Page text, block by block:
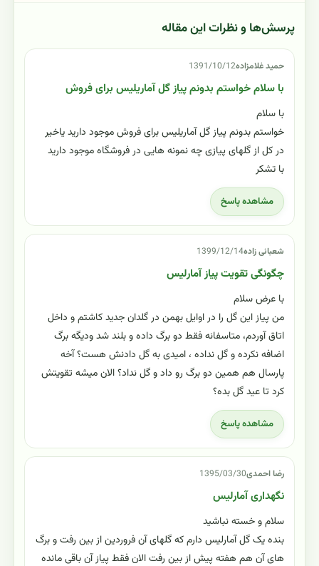
پرسش‌ها و نظرات این مقاله
حمید غلامزاده1391/10/12
با سلام خواستم بدونم پیاز گل آماریلیس برای فروش
با سلام
خواستم بدونم پیاز گل آماریلیس برای فروش موجود دارید یاخیر
در کل از گلهای پیازی چه نمونه هایی در فروشگاه موجود دارید
با تشکر
مشاهده پاسخ
شعبانی زاده1399/12/14
چگونگی تقویت پیاز آمارلیس
با عرض سلام
من پیاز این گل را در اوایل بهمن در گلدان جدید کاشتم و داخل
اتاق آوردم، متاسفانه فقط دو برگ داده و بلند شد ودیگه برگ
اضافه نکرده و گل نداده ، امیدی به گل دادنش هست؟ آخه
پارسال هم همین دو برگ رو داد و گل نداد؟ الان میشه تقویتش
کرد تا عید گل بده؟
مشاهده پاسخ
رضا احمدی1395/03/30
نگهداری آمارلیس
سلام و خسته نباشید
بنده یک گل آمارلیس دارم که گلهای آن فروردین از بین رفت و برگ
های آن هم هفته پیش از بین رفت الان فقط پیاز آن باقی مانده